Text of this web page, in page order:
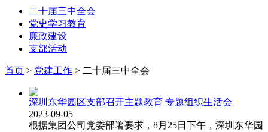
二十届三中全会
党史学习教育
廉政建设
支部活动
首页 > 党建工作 > 二十届三中全会
深圳东华园区支部召开主题教育 专题组织生活会
2023-09-05
根据集团公司党委部署要求，8月25日下午，深圳东华园